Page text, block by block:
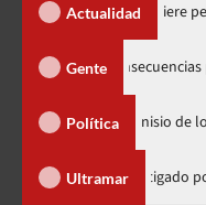
Actualidad
se la quiere perder?»:
Gente
critica la falta de
Política
Dionisio de los Santos:
Ultramar
Salió de RD supuesto